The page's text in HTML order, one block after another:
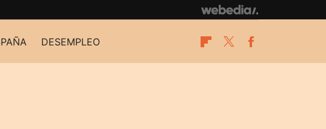
DESEMPLEO Flipboard
Twitter